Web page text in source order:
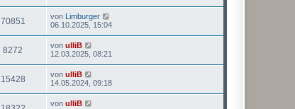
70851 von Limburger
06.10.2025, 15:04
8272 von ulliB
12.03.2025, 08:21
15428 von ulliB
14.05.2024, 09:18
von ulliB